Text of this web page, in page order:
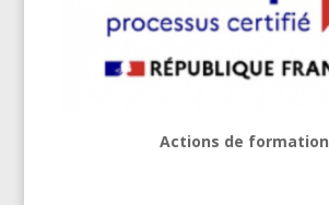
Actions de formation